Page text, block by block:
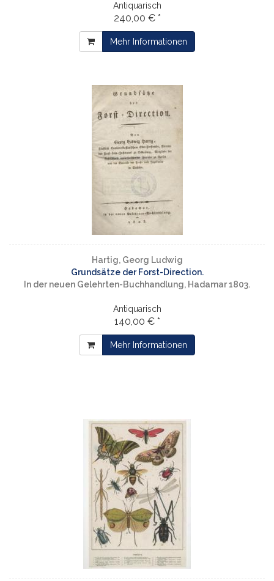
Antiquarisch
240,00 € *
Mehr Informationen
Hartig, Georg Ludwig
Grundsätze der Forst-Direction.
In der neuen Gelehrten-Buchhandlung, Hadamar 1803.
Antiquarisch
140,00 € *
Mehr Informationen